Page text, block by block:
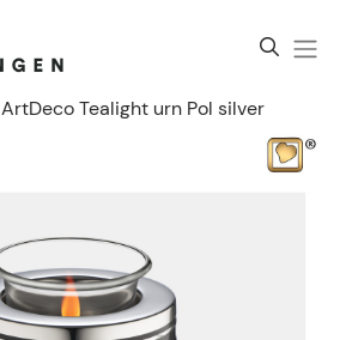
ArtDeco Tealight urn Pol silver